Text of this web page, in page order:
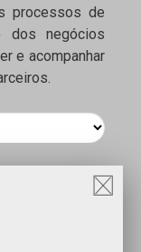
processos de
dos negócios
e acompanhar